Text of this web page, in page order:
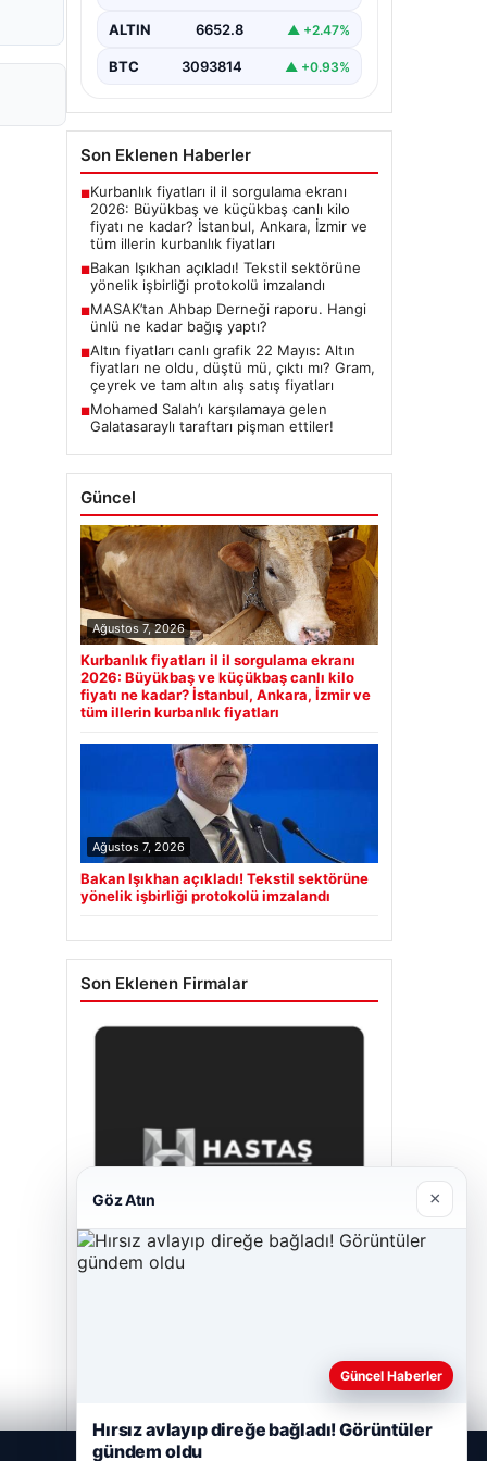
ALTIN 6652.8 ▲ +2.47%
BTC 3093814 ▲ +0.93%
Son Eklenen Haberler
■Kurbanlık fiyatları il il sorgulama ekranı
2026: Büyükbaş ve küçükbaş canlı kilo
fiyatı ne kadar? İstanbul, Ankara, İzmir ve
tüm illerin kurbanlık fiyatları
■Bakan Işıkhan açıkladı! Tekstil sektörüne
yönelik işbirliği protokolü imzalandı
■MASAK’tan Ahbap Derneği raporu. Hangi
ünlü ne kadar bağış yaptı?
■Altın fiyatları canlı grafik 22 Mayıs: Altın
fiyatları ne oldu, düştü mü, çıktı mı? Gram,
çeyrek ve tam altın alış satış fiyatları
■Mohamed Salah’ı karşılamaya gelen
Galatasaraylı taraftarı pişman ettiler!
Güncel
Ağustos 7, 2026
Kurbanlık fiyatları il il sorgulama ekranı
2026: Büyükbaş ve küçükbaş canlı kilo
fiyatı ne kadar? İstanbul, Ankara, İzmir ve
tüm illerin kurbanlık fiyatları
Ağustos 7, 2026
Bakan Işıkhan açıkladı! Tekstil sektörüne
yönelik işbirliği protokolü imzalandı
Son Eklenen Firmalar
Göz Atın ×
Güncel Haberler
Hırsız avlayıp direğe bağladı! Görüntüler
gündem oldu